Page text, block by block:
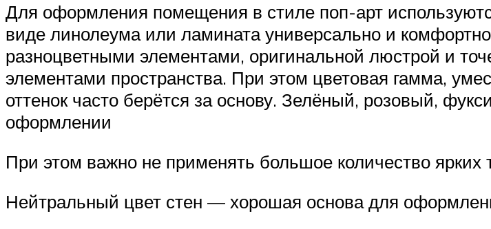
Для оформления помещения в стиле поп-арт
виде линолеума или ламината универсально и
разноцветными элементами, оригинальной люстрой и
элементами пространства. При этом цветовая гамма,
оттенок часто берётся за основу. Зелёный, розовый,
оформлении
При этом важно не применять большое количество ярких
Нейтральный цвет стен — хорошая основа для